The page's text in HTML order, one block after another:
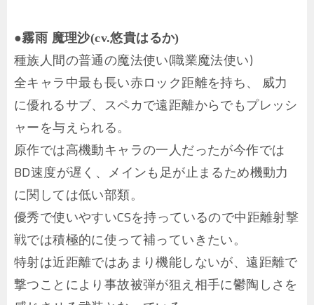
●霧雨 魔理沙(cv.悠貴はるか)
種族人間の普通の魔法使い(職業魔法使い)
全キャラ中最も長い赤ロック距離を持ち、 威力
に優れるサブ、スペカで遠距離からでもプレッシ
ャーを与えられる。
原作では高機動キャラの一人だったが今作では
BD速度が遅く、メインも足が止まるため機動力
に関しては低い部類。
優秀で使いやすいCSを持っているので中距離射撃
戦では積極的に使って補っていきたい。
特射は近距離ではあまり機能しないが、遠距離で
撃つことにより事故被弾が狙え相手に鬱陶しさを